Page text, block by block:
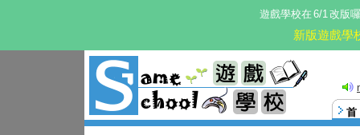
遊戲學校在 6/1改版
新版遊戲學